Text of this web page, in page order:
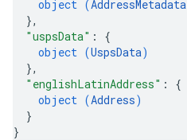
object (AddressMetadata
},
"uspsData" : {
object (UspsData)
},
"englishLatinAddress" : {
object (Address)
}
}